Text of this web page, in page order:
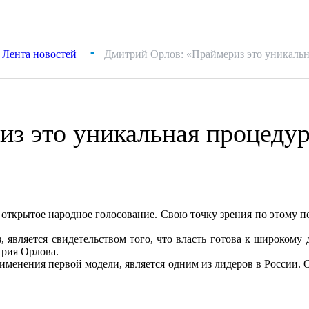
Лента новостей ■ Дмитрий Орлов: «Праймериз это
это уникальная
народное голосование. Свою точку зрения по этому
свидетельством того, что власть готова к широкому
Орлова.
первой модели, является одним из лидеров в России.